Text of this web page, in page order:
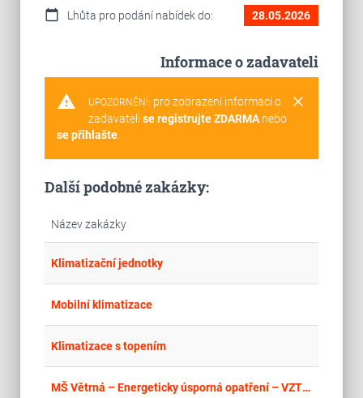
calendar_today Lhůta pro podání nabídek do: 28.05.2026
Informace o zadavateli
warning clear
UPOZORNĚNÍ: pro zobrazení informací o
zadavateli se registrujte ZDARMAnebo
se přihlašte.
Další podobné zakázky:
Název zakázky
Klimatizační jednotky
Mobilní klimatizace
Klimatizace s topením
MŠ Větrná – Energeticky úsporná opatření – VZT a výměna zdroje vytápění